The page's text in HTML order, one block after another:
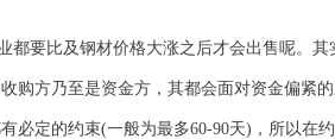
要比及钢材价格大涨之后才会出售呢。
购方乃至是资金方，其都会面对资金偏紧
必定的约束(一般为最多60-90天)，所以在